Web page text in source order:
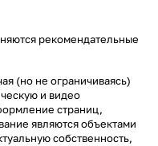
рекомендательные
(но не ограничиваясь)
и видео
страниц,
являются объектами
собственность,